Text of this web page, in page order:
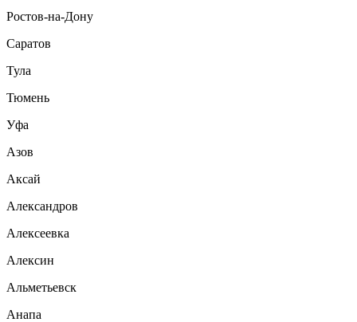
Ростов-на-Дону
Саратов
Тула
Тюмень
Уфа
Азов
Аксай
Александров
Алексеевка
Алексин
Альметьевск
Анапа